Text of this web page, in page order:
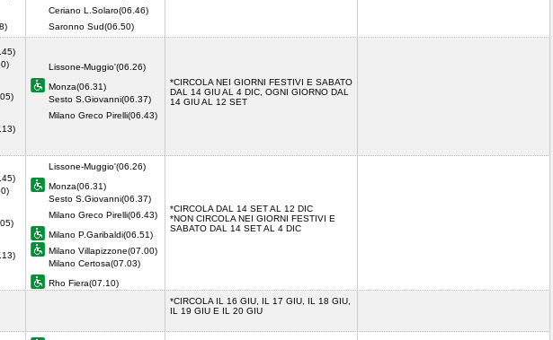
Ceriano L.Solaro(06.46)
Saronno Sud(06.50)
Lissone-Muggio'(06.26)
Monza(06.31)
Sesto S.Giovanni(06.37)
Milano Greco Pirelli(06.43)
*CIRCOLA NEI GIORNI FESTIVI E SABATO
DAL 14 GIU AL 4 DIC, OGNI GIORNO DAL
14 GIU AL 12 SET
Lissone-Muggio'(06.26)
Monza(06.31)
Sesto S.Giovanni(06.37)
Milano Greco Pirelli(06.43)
Milano P.Garibaldi(06.51)
Milano Villapizzone(07.00)
Milano Certosa(07.03)
Rho Fiera(07.10)
*CIRCOLA DAL 14 SET AL 12 DIC
*NON CIRCOLA NEI GIORNI FESTIVI E
SABATO DAL 14 SET AL 4 DIC
*CIRCOLA IL 16 GIU, IL 17 GIU, IL 18 GIU,
IL 19 GIU E IL 20 GIU